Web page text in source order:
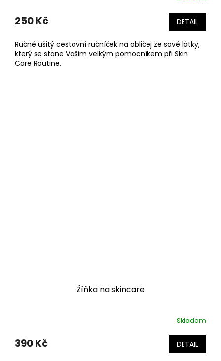
250 Kč DETAIL
Ručně ušitý cestovní ručníček na obličej ze savé látky,
který se stane Vašim velkým pomocníkem při Skin
Care Routine.
Žíňka na skincare
Skladem
390 Kč DETAIL